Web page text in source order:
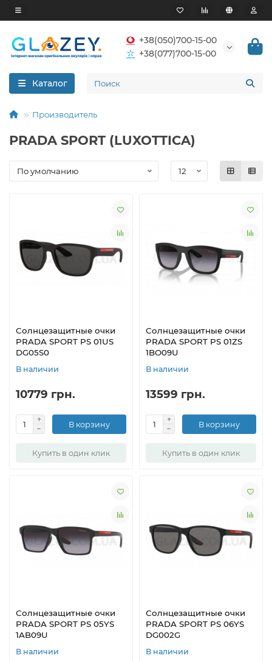
+38(050)700-15-00
+38(077)700-15-00
Каталог
Производитель
PRADA SPORT (LUXOTTICA)
Солнцезащитные очки
PRADA SPORT PS 01US
DG05S0
В наличии
10779 грн.
В корзину
Купить в один клик
Солнцезащитные очки
PRADA SPORT PS 01ZS
1BO09U
В наличии
13599 грн.
В корзину
Купить в один клик
Солнцезащитные очки
PRADA SPORT PS 05YS
1AB09U
В наличии
Солнцезащитные очки
PRADA SPORT PS 06YS
DG002G
В наличии